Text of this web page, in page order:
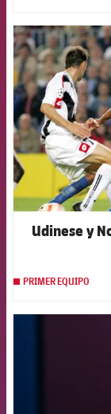
Udinese y
PRIMER EQUIPO